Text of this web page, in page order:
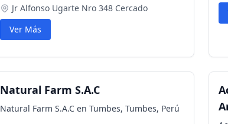
Jr Alfonso Ugarte Nro 348 Cercado
Ver Más
Natural Farm S.A.C
Natural Farm S.A.C en Tumbes, Tumbes, Perú